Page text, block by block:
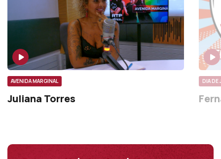
AVENIDA MARGINAL
Juliana Torres
DIA DE